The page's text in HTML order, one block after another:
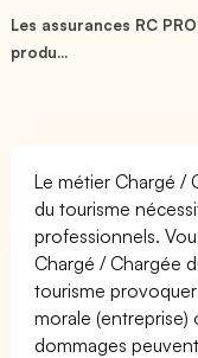
Les assurances RC
produ...
Le métier Chargé /
du tourisme
professionnels.
Chargé / Chargée
tourisme
morale (entreprise)
dommages